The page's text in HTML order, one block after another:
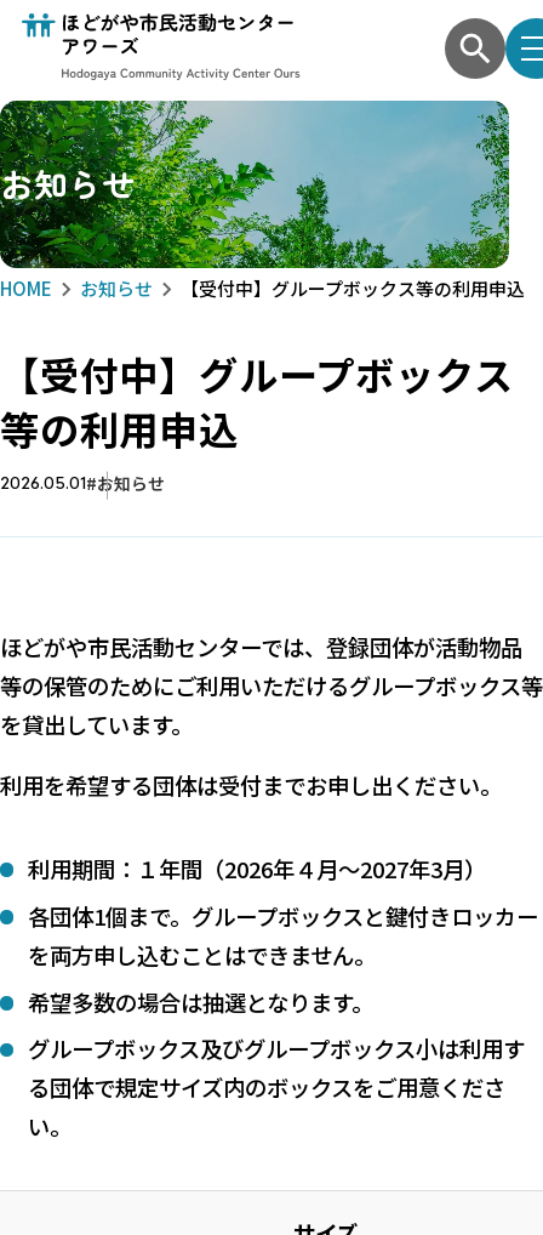
お知らせ
HOME お知らせ 【受付中】グループボックス等の利用申込
【受付中】グループボックス
等の利用申込
2026.05.01 お知らせ
ほどがや市民活動センターでは、登録団体が活動物品
等の保管のためにご利用いただけるグループボックス等
を貸出しています。
利用を希望する団体は受付までお申し出ください。
利用期間：１年間（2026年４月～2027年3月）
各団体1個まで。グループボックスと鍵付きロッカー
を両方申し込むことはできません。
希望多数の場合は抽選となります。
グループボックス及びグループボックス小は利用す
る団体で規定サイズ内のボックスをご用意くださ
い。